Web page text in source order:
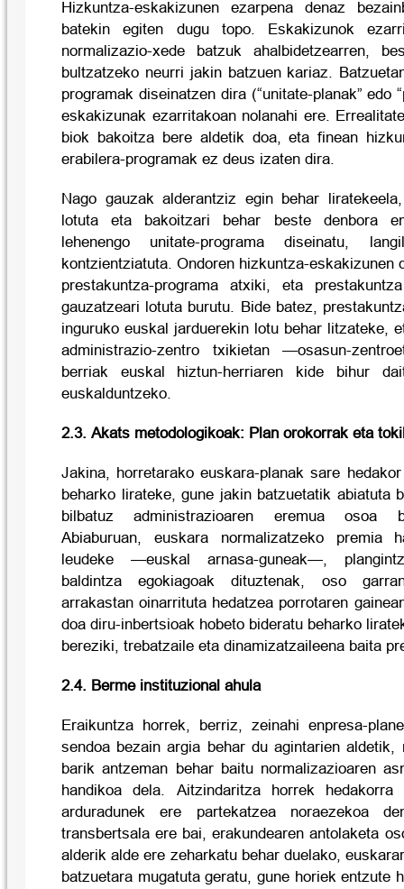
Hizkuntza-eskakizunen ezarpena denaz
batekin egiten dugu topo. Eskakizunok
normalizazio-xede batzuk ahalbidetzearren,
bultzatzeko neurri jakin batzuen kariaz.
programak diseinatzen dira (“unitate-planak” edo
eskakizunak ezarritakoan nolanahi ere.
biok bakoitza bere aldetik doa, eta finean
erabilera-programak ez deus izaten dira.
Nago gauzak alderantziz egin behar
lotuta eta bakoitzari behar beste denbora
lehenengo unitate-programa diseinatu,
kontzientziatuta. Ondoren hizkuntza-eskakizunen
prestakuntza-programa atxiki, eta
gauzatzeari lotuta burutu. Bide batez,
inguruko euskal jarduerekin lotu behar litzateke,
administrazio-zentro txikietan —osasun-
berriak euskal hiztun-herriaren kide bihur
euskalduntzeko.
2.3. Akats metodologikoak: Plan orokorrak eta
Jakina, horretarako euskara-planak sare
beharko lirateke, gune jakin batzuetatik abiatuta
bilbatuz administrazioaren eremua osoa
Abiaburuan, euskara normalizatzeko premia
leudeke —euskal arnasa-guneak—,
baldintza egokiagoak dituztenak, oso
arrakastan oinarrituta hedatzea porrotaren
doa diru-inbertsioak hobeto bideratu beharko
bereziki, trebatzaile eta dinamizatzaileena baita
2.4. Berme instituzional ahula
Eraikuntza horrek, berriz, zeinahi enpresa-
sendoa bezain argia behar du agintarien aldetik,
barik antzeman behar baitu normalizazioaren
handikoa dela. Aitzindaritza horrek
arduradunek ere partekatzea noraezekoa
transbertsala ere bai, erakundearen antolaketa
alderik alde ere zeharkatu behar duelako,
batzuetara mugatuta geratu, gune horiek entzute